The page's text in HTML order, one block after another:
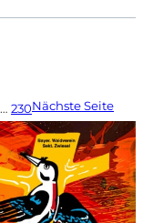
… 230Nächste Seite